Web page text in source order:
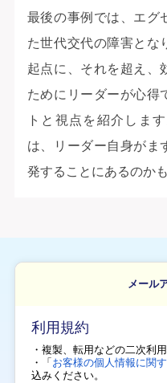
最後の事例では、エグ
た世代交代の障害とな
起点に、それを超え、
ためにリーダーが心得
トと視点を紹介しま
は、リーダー自身がま
発することにあるのか
メール
利用規約
・複製、転用などの二次利
・「 お客様の個人情報に関
込みください。